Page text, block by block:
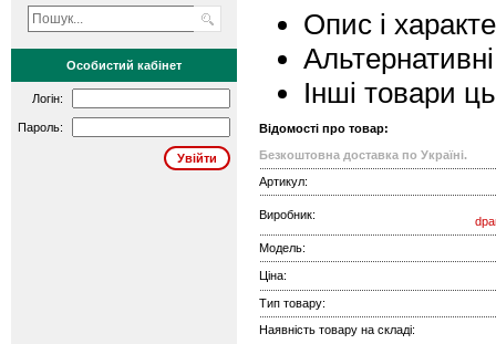
Особистий кабінет
Логін:
Пароль:
Опис і
Інші товари
Відомості про товар:
Безкоштовна доставка по Україні.
Артикул:
Виробник:
Модель:
Ціна:
Тип товару:
Наявність товару на складі: